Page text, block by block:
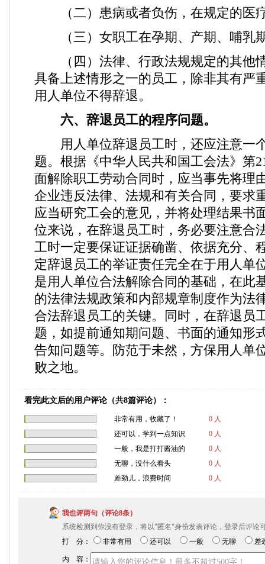
（二）患病或者负伤，在规定的医
（三）女职工在孕期、产期、哺乳
（四）法律、行政法规规定的其他
具备上述情形之一的员工，除非其有严
用人单位不得辞退。
六、辞退员工的程序问题。
用人单位辞退员工时，还应注意一
题。根据《中华人民共和国工会法》第
面解除职工劳动合同时，应当事先将理
企业违反法律、法规和有关合同，要求
应当研究工会的意见，并将处理结果书
位来说，在辞退员工时，务必要注意合
工时一定要保证证据确凿、依据充分、
定辞退员工的举证责任完全在于用人单
是用人单位合法解除合同的基础，在此
的法律法规政策和内部规章制度作为法
合法辞退员工的关键。同时，在辞退员
题，如提前通知期问题、书面的通知形
告知问题等。防范于未然，方保用人单
败之地。
看完此文后的用户评论（共8篇评论）：
非常有用，收藏了！
0 人
还可以，学到一点知识
0 人
一般，我是打打酱油的
0 人
无聊，没什么看头
0 人
差劲儿，浪费时间
0 人
我也评两句（评论8条）
系统检测到你没有登录，将以"匿名"身份发表评论，登录后评论
打 分：
非常有用 还可以 一般 无聊 差
内 容：